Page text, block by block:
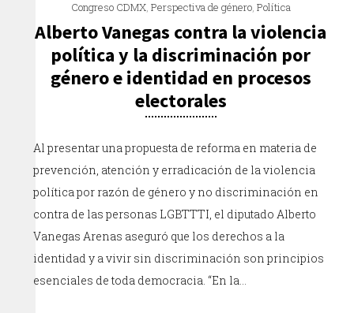
Congreso CDMX, Perspectiva de género, Política
Alberto Vanegas contra la violencia
política y la discriminación por
género e identidad en procesos
electorales
Al presentar una propuesta de reforma en materia de
prevención, atención y erradicación de la violencia
política por razón de género y no discriminación en
contra de las personas LGBTTTI, el diputado Alberto
Vanegas Arenas aseguró que los derechos a la
identidad y a vivir sin discriminación son principios
esenciales de toda democracia. “En la…